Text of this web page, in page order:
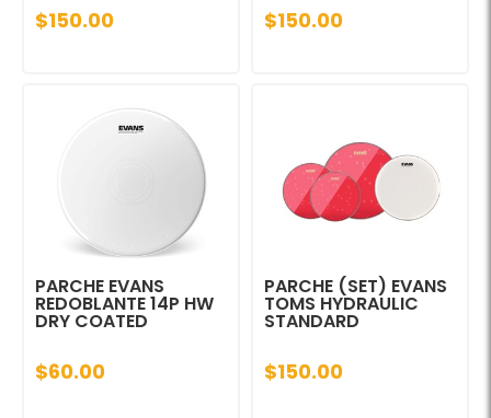
$150.00 $150.00
PARCHE EVANS
REDOBLANTE 14P HW
DRY COATED
$60.00
PARCHE (SET) EVANS
TOMS HYDRAULIC
STANDARD
$150.00